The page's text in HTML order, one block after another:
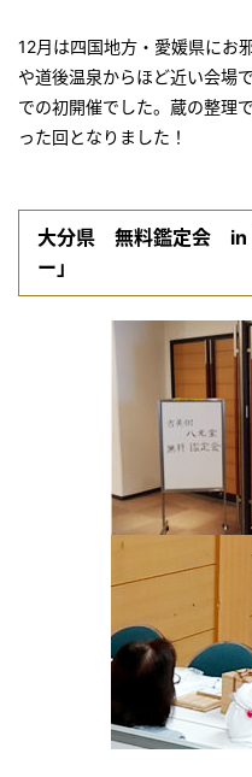
12月は四国地方・愛媛県にお
や道後温泉からほど近い会場
での初開催でした。蔵の整理
った回となりました！
大分県 無料鑑定会 in
ー」